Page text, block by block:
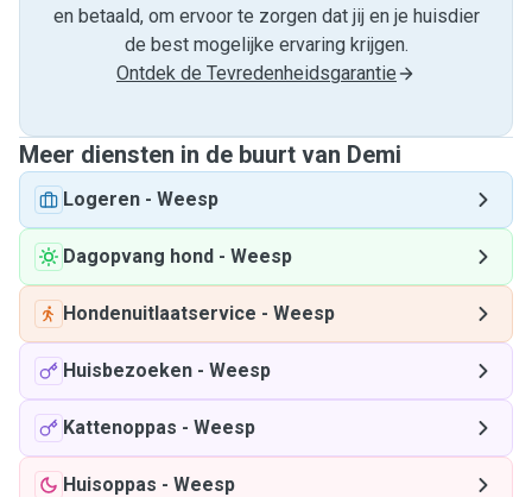
en betaald, om ervoor te zorgen dat jij en je huisdier
de best mogelijke ervaring krijgen.
Ontdek de Tevredenheidsgarantie
Meer diensten in de buurt van Demi
Logeren - Weesp
Dagopvang hond - Weesp
Hondenuitlaatservice - Weesp
Huisbezoeken - Weesp
Kattenoppas - Weesp
Huisoppas - Weesp